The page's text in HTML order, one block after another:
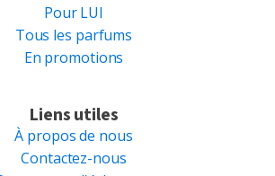
Pour LUI
Tous les parfums
En promotions
Liens utiles
À propos de nous
Contactez-nous